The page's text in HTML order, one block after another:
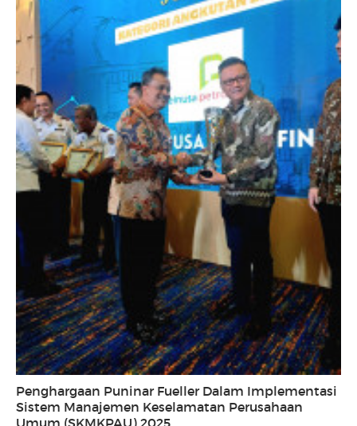
Penghargaan Puninar Fueller Dalam Implementasi
Sistem Manajemen Keselamatan Perusahaan
Umum (SKMKPAU) 2025